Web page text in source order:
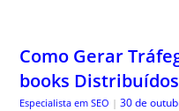
Como Gerar
books
Especialista em SEO | 30 de